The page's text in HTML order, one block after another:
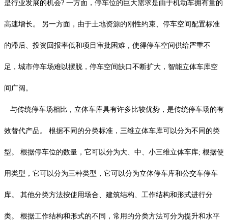
是行业发展的机会? 一方面，停车位的巨大需求是由于机动车拥有量的
高速增长。 另一方面，由于土地资源的刚性约束、停车空间配置标准
的滞后、投资回报率低和项目审批困难，使得停车空间供给严重不
足，城市停车场难以摆脱，停车空间缺口不断扩大，智能立体车库空
间广阔。
与传统停车场相比，立体车库具有许多比较优势，是传统停车场的有
效替代产品。 根据不同的分类标准，三维立体车库可以分为不同的类
型。 根据停车位的数量，它可以分为大、中、小三维立体车库; 根据使
用类型，它可以分为三种类型，它可以分为立体停车库和公交车停车
库。 其他分类方法按使用场合、建筑结构、工作结构和形式进行分
类。 根据工作结构和形式的不同，常用的分类方法可分为提升和水平